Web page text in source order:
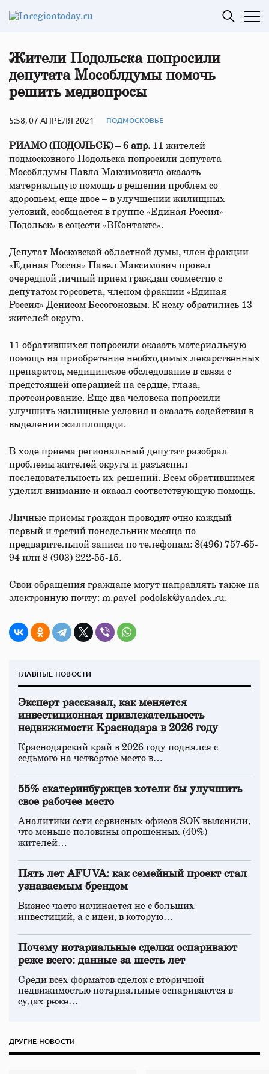
Жители Подольска попросили
депутата Мособлдумы помочь
решить медвопросы
5:58, 07 АПРЕЛЯ 2021 ПОДМОСКОВЬЕ
РИАМО (ПОДОЛЬСК) – 6 апр. 11 жителей
подмосковного Подольска попросили депутата
Мособлдумы Павла Максимовича оказать
материальную помощь в решении проблем со
здоровьем, еще двое – в улучшении жилищных
условий, сообщается в группе «Единая Россия»
Подольск» в соцсети «ВКонтакте».
Депутат Московской областной думы, член фракции
«Единая Россия» Павел Максимович провел
очередной личный прием граждан совместно с
депутатом горсовета, членом фракции «Единая
Россия» Денисом Бесогоновым. К нему обратились 13
жителей округа.
11 обратившихся попросили оказать материальную
помощь на приобретение необходимых лекарственных
препаратов, медицинское обследование в связи с
предстоящей операцией на сердце, глаза,
протезирование. Еще два человека попросили
улучшить жилищные условия и оказать содействия в
выделении жилплощади.
В ходе приема региональный депутат разобрал
проблемы жителей округа и разъяснил
последовательность их решений. Всем обратившимся
уделил внимание и оказал соответствующую помощь.
Личные приемы граждан проводят очно каждый
первый и третий понедельник месяца по
предварительной записи по телефонам: 8(496) 757-65-
94 или 8 (903) 222-55-15.
Свои обращения граждане могут направлять также на
электронную почту: m.pavel-podolsk@yandex.ru.
ГЛАВНЫЕ НОВОСТИ
Эксперт рассказал, как меняется
инвестиционная привлекательность
недвижимости Краснодара в 2026 году
Краснодарский край в 2026 году поднялся с
седьмого на четвертое место в…
55% екатеринбуржцев хотели бы улучшить
свое рабочее место
Аналитики сети сервисных офисов SOK выяснили,
что меньше половины опрошенных (40%)
жителей…
Пять лет AFUVA: как семейный проект стал
узнаваемым брендом
Бизнес часто начинается не с больших
инвестиций, а с идеи, в которую…
Почему нотариальные сделки оспаривают
реже всего: данные за шесть лет
Среди всех форматов сделок с вторичной
недвижимостью нотариальные оспариваются в
судах реже…
ДРУГИЕ НОВОСТИ